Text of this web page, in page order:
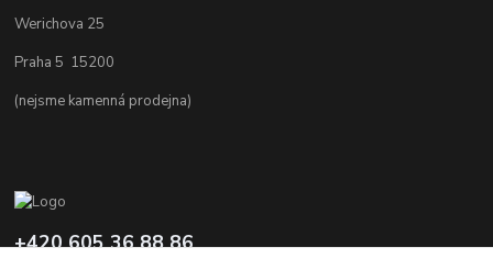
Werichova 25
Praha 5 15200
(nejsme kamenná prodejna)
+420 605 36 88 86